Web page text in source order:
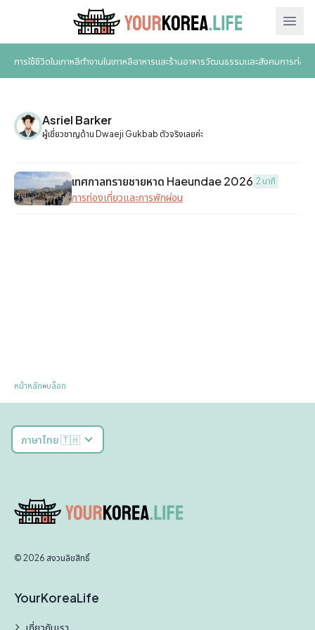
การใช้ชีวิตในเกาหลีทำงานในเกาหลีอาหารและร้านอาหารวัฒนธรรมและสังคมการท่อง
Asriel Barker
ผู้เชี่ยวชาญด้าน Dwaeji Gukbab ตัวจริงเลยค่ะ
เทศกาลทรายชายหาด Haeundae 2026 2 นาที
การท่องเที่ยวและการพักผ่อน
หน้าหลัก»บล็อก
ภาษาไทย 🇹🇭
© 2026 สงวนลิขสิทธิ์
YourKoreaLife
เกี่ยวกับเรา